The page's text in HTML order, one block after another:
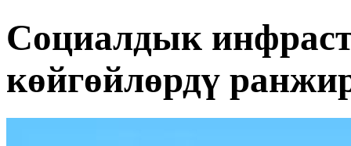
Социалдык
көйгөйлөрдү